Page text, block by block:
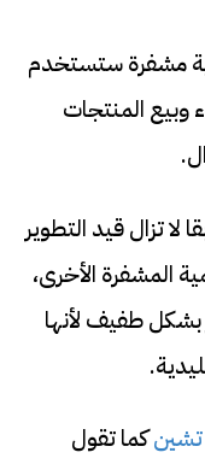
مشفرة ستستخدم
وبيع المنتجات
لا تزال قيد التطوير
المشفرة الأخرى،
طفيف لأنها
كما تقول